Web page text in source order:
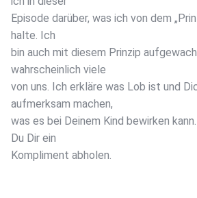
Episode darüber, was ich von dem
halte. Ich
bin auch mit diesem Prinzip
wahrscheinlich viele
von uns. Ich erkläre was Lob ist und
aufmerksam machen,
was es bei Deinem Kind bewirken
Du Dir ein
Kompliment abholen.